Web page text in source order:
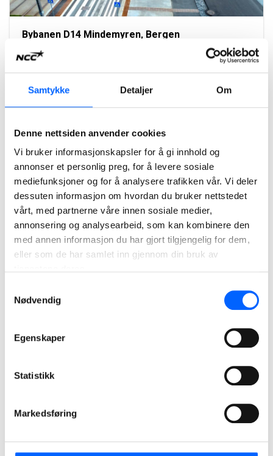
Samtykke Detaljer Om
Denne nettsiden anvender cookies
Vi bruker informasjonskapsler for å gi innhold og
annonser et personlig preg, for å levere sosiale
mediefunksjoner og for å analysere trafikken vår. Vi deler
dessuten informasjon om hvordan du bruker nettstedet
vårt, med partnerne våre innen sosiale medier,
annonsering og analysearbeid, som kan kombinere den
med annen informasjon du har gjort tilgjengelig for dem,
eller som de har samlet inn gjennom din bruk av
Nødvendig
Egenskaper
Statistikk
Markedsføring
Bybanen D14 Mindemyren, Bergen
NCC har utført byggingen av entreprisen D14 Mindemyren.
Kontrakten med en verdi på MNOK 800 er det ellevte
prosjektet NCC har gjennomført for Bybanen Utbygging.
NCC fikk i 2019 oppdraget med å bygge entreprisen «D16
Prosjektet er den tiende entreprisekontrakten NCC har med
Bybanen Utbygging.
Les mer om prosjektet
2010